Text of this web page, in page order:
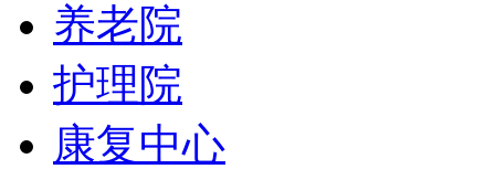
养老院
护理院
康复中心